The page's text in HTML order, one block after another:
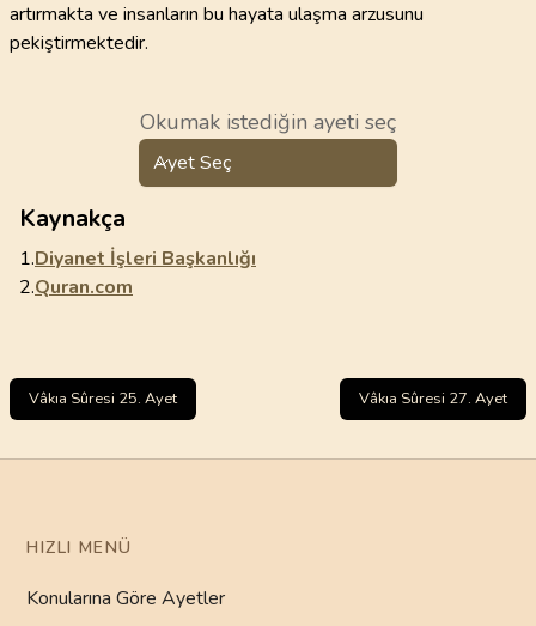
artırmakta ve insanların bu hayata ulaşma arzusunu
pekiştirmektedir.
Okumak istediğin ayeti seç
Ayet Seç
Kaynakça
1.Diyanet İşleri Başkanlığı
2.Quran.com
Vâkıa Sûresi 25. Ayet Vâkıa Sûresi 27. Ayet
HIZLI MENÜ
Konularına Göre Ayetler